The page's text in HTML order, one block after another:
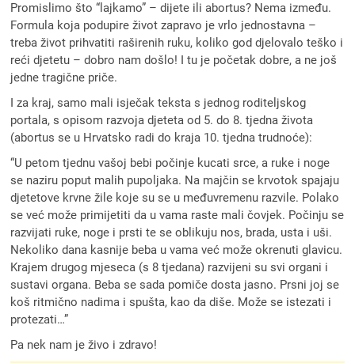
Promislimo što “lajkamo” – dijete ili abortus? Nema između.
Formula koja podupire život zapravo je vrlo jednostavna –
treba život prihvatiti raširenih ruku, koliko god djelovalo teško i
reći djetetu – dobro nam došlo! I tu je početak dobre, a ne još
jedne tragične priče.
I za kraj, samo mali isječak teksta s jednog roditeljskog
portala, s opisom razvoja djeteta od 5. do 8. tjedna života
(abortus se u Hrvatsko radi do kraja 10. tjedna trudnoće):
“U petom tjednu vašoj bebi počinje kucati srce, a ruke i noge
se naziru poput malih pupoljaka. Na majčin se krvotok spajaju
djetetove krvne žile koje su se u međuvremenu razvile. Polako
se već može primijetiti da u vama raste mali čovjek. Počinju se
razvijati ruke, noge i prsti te se oblikuju nos, brada, usta i uši.
Nekoliko dana kasnije beba u vama već može okrenuti glavicu.
Krajem drugog mjeseca (s 8 tjedana) razvijeni su svi organi i
sustavi organa. Beba se sada pomiče dosta jasno. Prsni joj se
koš ritmično nadima i spušta, kao da diše. Može se istezati i
protezati…”
Pa nek nam je živo i zdravo!